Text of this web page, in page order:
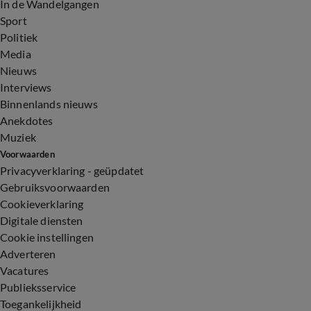
In de Wandelgangen
Sport
Politiek
Media
Nieuws
Interviews
Binnenlands nieuws
Anekdotes
Muziek
Voorwaarden
Privacyverklaring - geüpdatet
Gebruiksvoorwaarden
Cookieverklaring
Digitale diensten
Cookie instellingen
Adverteren
Vacatures
Publieksservice
Toegankelijkheid